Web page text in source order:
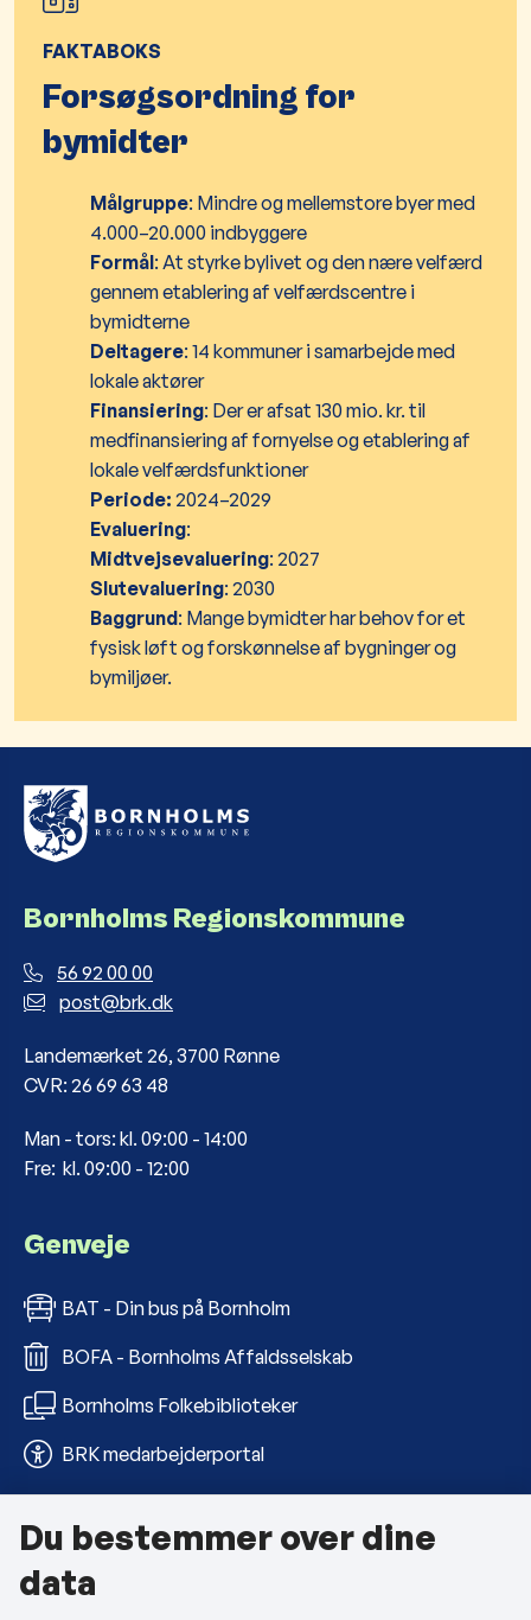
FAKTABOKS
Forsøgsordning for
bymidter
Målgruppe: Mindre og mellemstore byer med
4.000–20.000 indbyggere
Formål: At styrke bylivet og den nære velfærd
gennem etablering af velfærdscentre i
bymidterne
Deltagere: 14 kommuner i samarbejde med
lokale aktører
Finansiering: Der er afsat 130 mio. kr. til
medfinansiering af fornyelse og etablering af
lokale velfærdsfunktioner
Periode: 2024–2029
Evaluering:
Midtvejsevaluering: 2027
Slutevaluering: 2030
Baggrund: Mange bymidter har behov for et
fysisk løft og forskønnelse af bygninger og
bymiljøer.
Bornholms Regionskommune
56 92 00 00
post@brk.dk
Landemærket 26, 3700 Rønne
CVR: 26 69 63 48
Man - tors: kl. 09:00 - 14:00
Fre: kl. 09:00 - 12:00
Genveje
BAT - Din bus på Bornholm
BOFA - Bornholms Affaldsselskab
Bornholms Folkebiblioteker
BRK medarbejderportal
Om kommunen
Kontakt os
Du bestemmer over dine
data